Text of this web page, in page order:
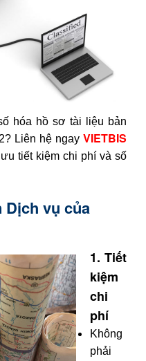
hóa hồ sơ tài liệu bản
Liên hệ ngay VIETBIS
tiết kiệm chi phí và số
Dịch vụ của
1. Tiết
kiệm
chi
phí
Không
phải